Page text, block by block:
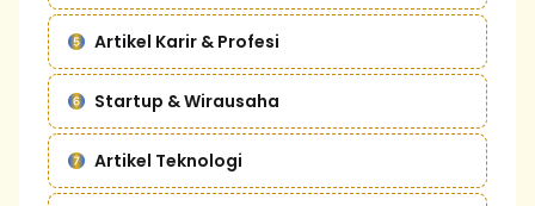
Artikel Karir & Profesi
Startup & Wirausaha
Artikel Teknologi